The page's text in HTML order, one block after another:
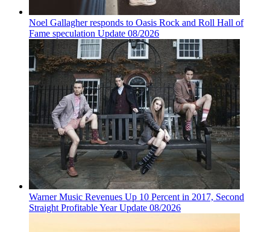
Noel Gallagher responds to Oasis Rock and Roll Hall of
Fame speculation Update 08/2026
Warner Music Revenues Up 10 Percent in 2017, Second
Straight Profitable Year Update 08/2026